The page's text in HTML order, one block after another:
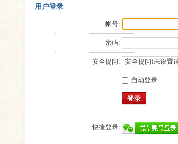
用户登录
帐号:
密码:
安全提问:
自动登录
登录
快捷登录: